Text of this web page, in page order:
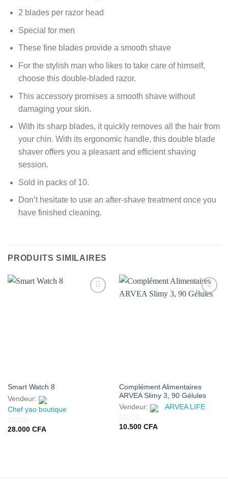
2 blades per razor head
Special for men
These fine blades provide a smooth shave
For the stylish man who likes to take care of himself,
choose this double-bladed razor.
This accessory promises a smooth shave without
damaging your skin.
With its sharp blades, it quickly removes all the hair from
your chin. With its ergonomic handle, this double blade
shaver offers you a pleasant and efficient shaving
session.
Sold in packs of 10.
Don’t hesitate to use an after-shave treatment once you
have finished cleaning.
PRODUITS SIMILAIRES
Smart Watch 8
Vendeur:
Chef yao boutique
0
28.000 CFA
Complément Alimentaires
ARVEA Slimy 3, 90 Gélules
Vendeur:
ARVEA LIFE
0
10.500 CFA